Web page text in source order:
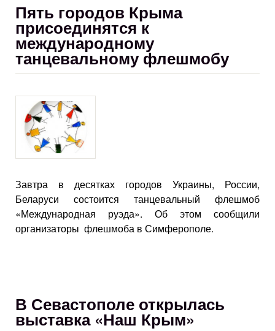
Пять городов Крыма
присоединятся к
международному
танцевальному флешмобу
Завтра в десятках городов Украины, России,
Беларуси состоится танцевальный флешмоб
«Международная руэда». Об этом сообщили
организаторы флешмоба в Симферополе.
В Севастополе открылась
выставка «Наш Крым»